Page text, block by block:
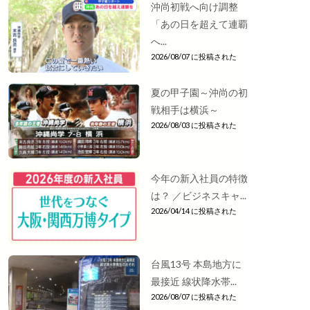
沖尚初戦へ向け調整
「あの日を超えて連覇
へ...
2026/08/07 に投稿された
夏の甲子園～沖尚の初
戦相手は横浜～
2026/08/03 に投稿された
今年の新入社員の特徴
は？ ／ビジネスキャ...
2026/04/14 に投稿された
台風13号 本島地方に
最接近 線状降水帯...
2026/08/07 に投稿された